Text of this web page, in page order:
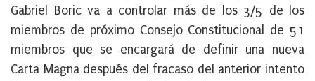
Gabriel Boric va a controlar más de los 3/5 de los
miembros de próximo Consejo Constitucional de 51
miembros que se encargará de definir una nueva
Carta Magna después del fracaso del anterior intento